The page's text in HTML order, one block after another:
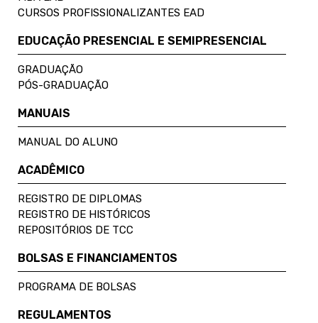
CURSOS PROFISSIONALIZANTES EAD
EDUCAÇÃO PRESENCIAL E SEMIPRESENCIAL
GRADUAÇÃO
PÓS-GRADUAÇÃO
MANUAIS
MANUAL DO ALUNO
ACADÊMICO
REGISTRO DE DIPLOMAS
REGISTRO DE HISTÓRICOS
REPOSITÓRIOS DE TCC
BOLSAS E FINANCIAMENTOS
PROGRAMA DE BOLSAS
REGULAMENTOS